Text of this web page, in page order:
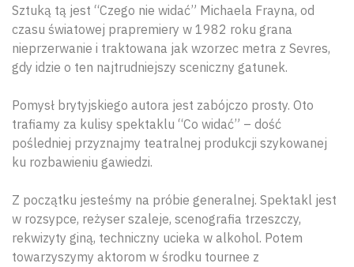
Sztuką tą jest “Czego nie widać” Michaela Frayna, od
czasu światowej prapremiery w 1982 roku grana
nieprzerwanie i traktowana jak wzorzec metra z Sevres,
gdy idzie o ten najtrudniejszy sceniczny gatunek.
Pomysł brytyjskiego autora jest zabójczo prosty. Oto
trafiamy za kulisy spektaklu “Co widać” – dość
pośledniej przyznajmy teatralnej produkcji szykowanej
ku rozbawieniu gawiedzi.
Z początku jesteśmy na próbie generalnej. Spektakl jest
w rozsypce, reżyser szaleje, scenografia trzeszczy,
rekwizyty giną, techniczny ucieka w alkohol. Potem
towarzyszymy aktorom w środku tournee z